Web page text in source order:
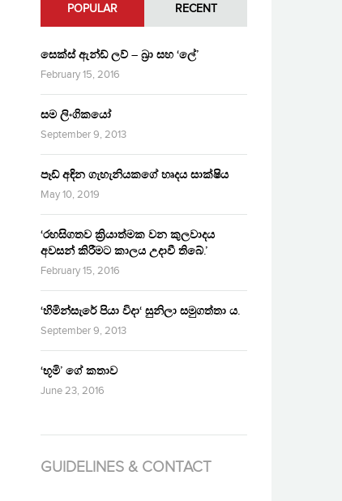
POPULAR RECENT
සෙක්ස් ඇන්ඩ් ලව් – බ්‍රා සහ ‘ලේ’
February 15, 2016
සම ලිංගිකයෝ
September 9, 2013
පෑඩ් අඳින ගැහැනියකගේ හෘදය සාක්ෂිය
May 10, 2019
‘රහසිගතව ක්‍රියාත්මක වන කුලවාදය
අවසන් කිරීමට කාලය උදාවී තිබේ.’
February 15, 2016
‘හිමින්සැරේ පියා විදා‘ සුනිලා සමුගත්තා ය.
September 9, 2013
‘භූමි’ ගේ කතාව
June 23, 2016
GUIDELINES & CONTACT